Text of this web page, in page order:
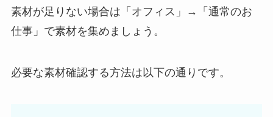
素材が足りない場合は 「オフィス」→「通常のお
仕事」で素材を集めましょう。
必要な素材確認する方法は以下の通りです。